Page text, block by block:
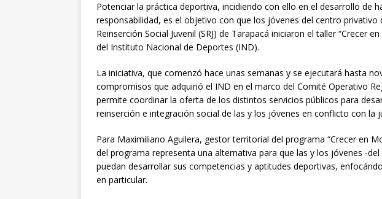
Potenciar la práctica deportiva, incidiendo con ello en el desarrollo de
responsabilidad, es el objetivo con que los jóvenes del centro privativo
Reinserción Social Juvenil (SRJ) de Tarapacá iniciaron el taller “Crecer
del Instituto Nacional de Deportes (IND).
La iniciativa, que comenzó hace unas semanas y se ejecutará hasta
compromisos que adquirió el IND en el marco del Comité Operativo
permite coordinar la oferta de los distintos servicios públicos para
reinserción e integración social de las y los jóvenes en conflicto con la
Para Maximiliano Aguilera, gestor territorial del programa “Crecer en
del programa representa una alternativa para que las y los jóvenes -
puedan desarrollar sus competencias y aptitudes deportivas,
en particular.